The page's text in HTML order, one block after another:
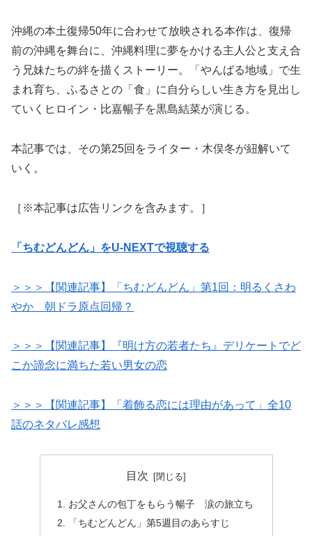
沖縄の本土復帰50年に合わせて放映される本作は、復帰
前の沖縄を舞台に、沖縄料理に夢をかける主人公と支え合
う兄妹たちの絆を描くストーリー。「やんばる地域」で生
まれ育ち、ふるさとの「食」に自分らしい生き方を見出し
ていくヒロイン・比嘉暢子を黒島結菜が演じる。
本記事では、その第25回をライター・木俣冬が紐解いて
いく。
［※本記事は広告リンクを含みます。］
「ちむどんどん」をU-NEXTで視聴する
＞＞＞【関連記事】「ちむどんどん」第1回：明るくさわ
やか 朝ドラ原点回帰？
＞＞＞【関連記事】『明け方の若者たち』デリケートでど
こか諦念に満ちた若い男女の恋
＞＞＞【関連記事】「着飾る恋には理由があって」全10
話のネタバレ感想
目次
お父さんの包丁をもらう暢子 涙の旅立ち
「ちむどんどん」第5週目のあらすじ